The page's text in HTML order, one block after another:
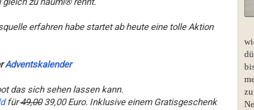
erfahren habe startet ab heute eine tolle Aktion
Adventskalender
das sich sehen lassen kann.
für49,0039,00 Euro. Inklusive einem Gratisgeschenk